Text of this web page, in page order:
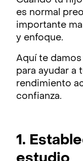
es normal
importante
y enfoque.
Aquí te
para ayudar a
rendimiento
confianza.
1.